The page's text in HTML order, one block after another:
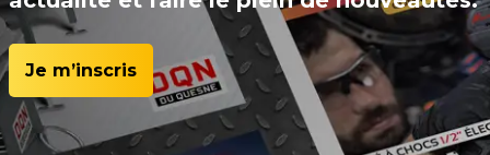
Je m’inscris